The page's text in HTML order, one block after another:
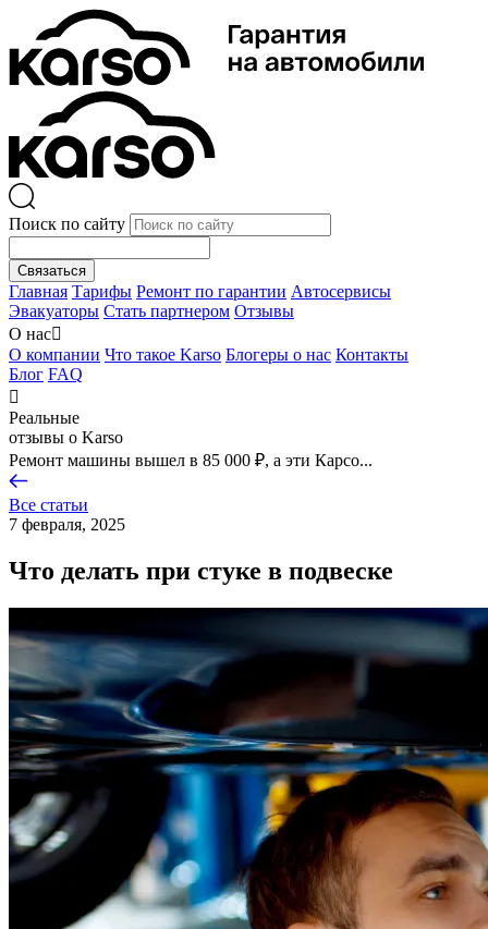
Поиск по сайту
Связаться
Главная Тарифы Ремонт по гарантии Автосервисы
Эвакуаторы Стать партнером Отзывы
О нас
О компании Что такое Karso Блогеры о нас Контакты
Блог FAQ

Реальные
отзывы о Karso
Ремонт машины вышел в 85 000 ₽, а эти Карсо...
Все статьи
7 февраля, 2025
Что делать при стуке в подвеске